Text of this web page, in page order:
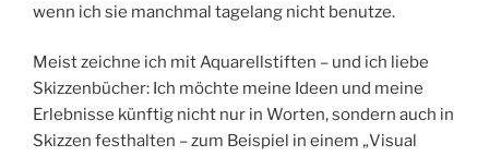
wenn ich sie manchmal tagelang nicht benutze.
Meist zeichne ich mit Aquarellstiften – und ich liebe
Skizzenbücher: Ich möchte meine Ideen und meine
Erlebnisse künftig nicht nur in Worten, sondern auch in
Skizzen festhalten – zum Beispiel in einem „Visual